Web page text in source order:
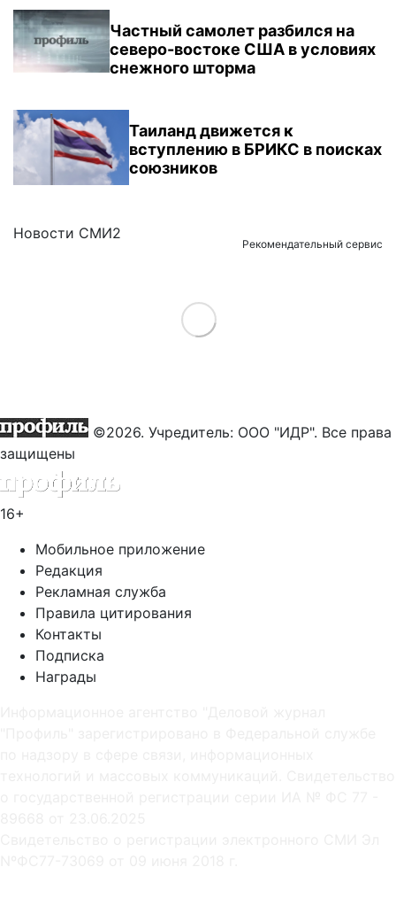
Частный самолет разбился на
северо-востоке США в условиях
снежного шторма
Таиланд движется к
вступлению в БРИКС в поисках
союзников
Новости СМИ2
Рекомендательный сервис
Load More
©2026. Учредитель: ООО "ИДР". Все права
защищены
16+
Мобильное приложение
Редакция
Рекламная служба
Правила цитирования
Контакты
Подписка
Награды